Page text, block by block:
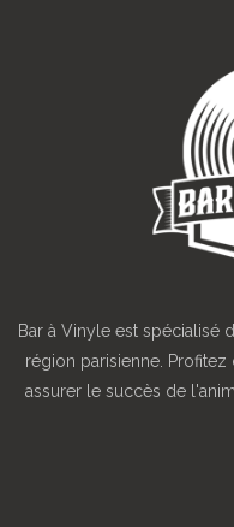
Bar à Vinyle est spécialisé
région parisienne.
assurer le succès de